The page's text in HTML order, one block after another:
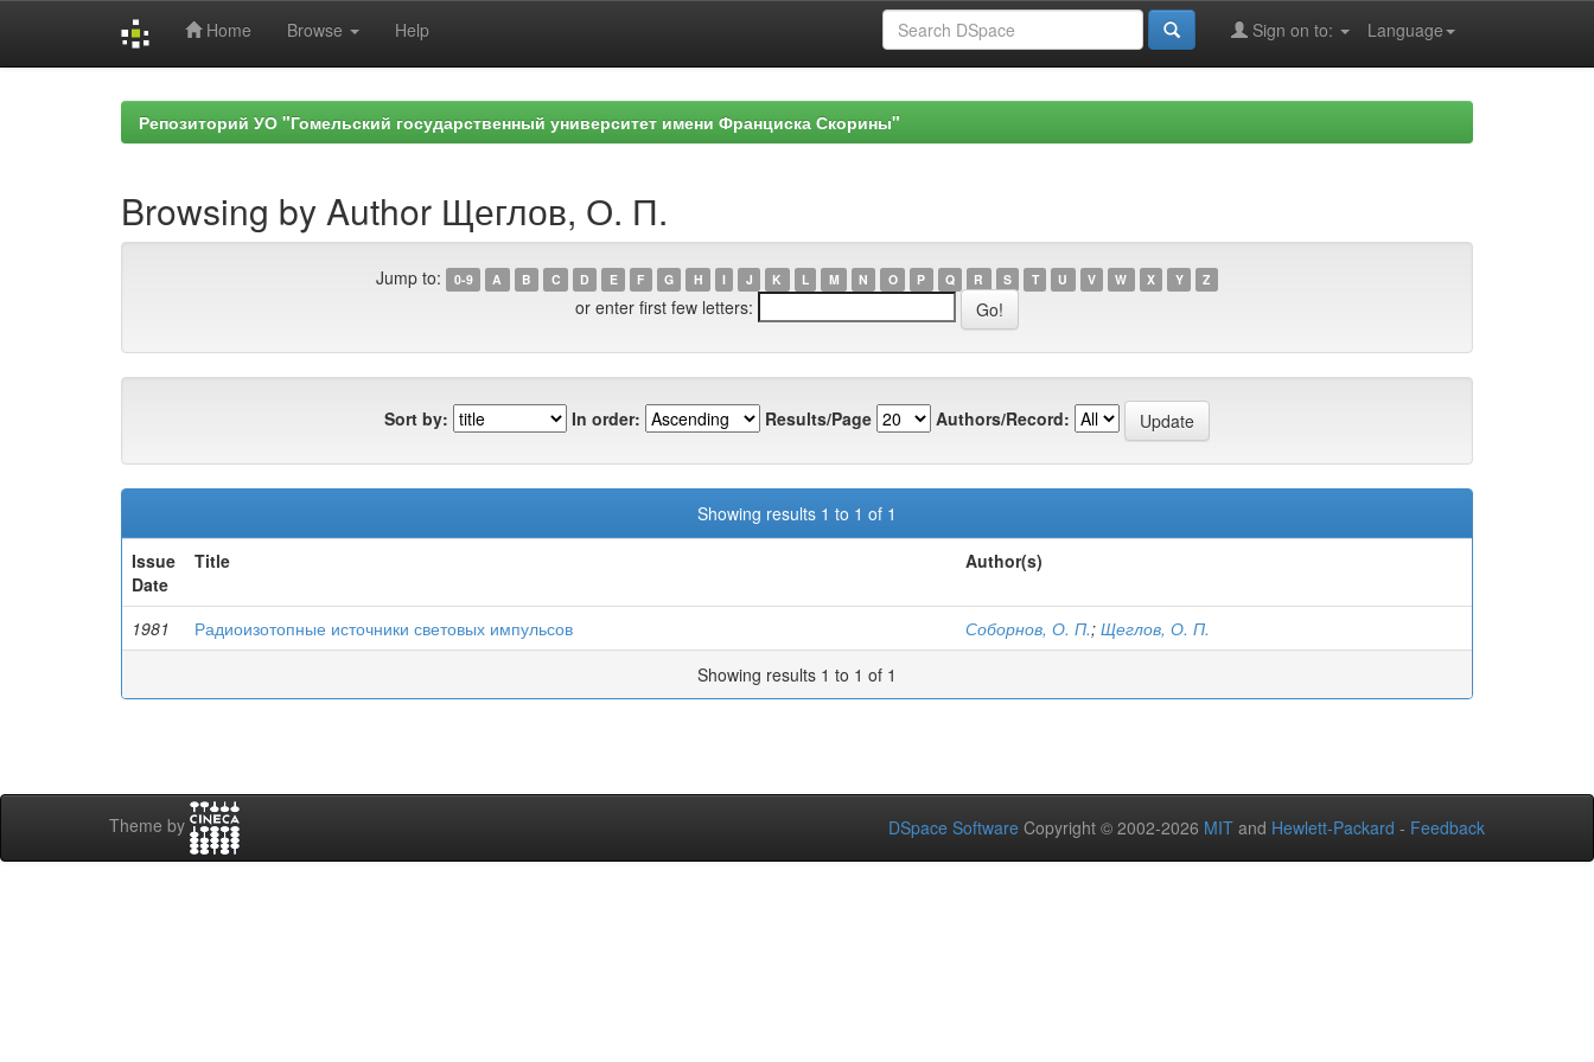
Home Browse Help Language
Sign on to:
Репозиторий УО "Гомельский государственный университет имени Франциска Скорины"
Browsing by Author Щеглов, О. П.
Jump to: 0-9 A B C D E F G H I J K L M N O P Q R S T U V W X Y Z
or enter first few letters:
Sort by: In order: Results/Page Authors/Record:
Showing results 1 to 1 of 1
Issue
Date
Title Author(s)
1981 Радиоизотопные источники световых импульсов Соборнов, О. П.; Щеглов, О. П.
Showing results 1 to 1 of 1
Theme by DSpace Software Copyright © 2002-2026 MIT and Hewlett-Packard - Feedback